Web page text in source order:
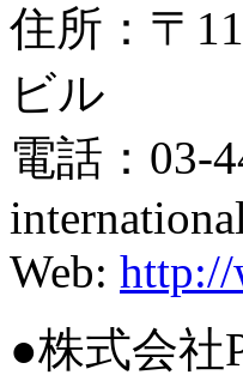
住所：〒
ビル
電話：03-
Web:
●株式会社